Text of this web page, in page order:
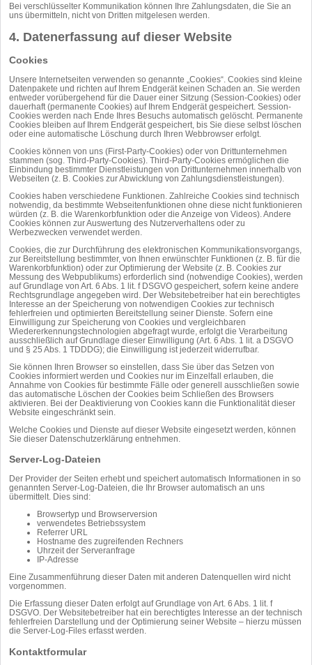
Bei verschlüsselter Kommunikation können Ihre Zahlungsdaten, die Sie an
uns übermitteln, nicht von Dritten mitgelesen werden.
4. Datenerfassung auf dieser Website
Cookies
Unsere Internetseiten verwenden so genannte „Cookies“. Cookies sind kleine
Datenpakete und richten auf Ihrem Endgerät keinen Schaden an. Sie werden
entweder vorübergehend für die Dauer einer Sitzung (Session-Cookies) oder
dauerhaft (permanente Cookies) auf Ihrem Endgerät gespeichert. Session-
Cookies werden nach Ende Ihres Besuchs automatisch gelöscht. Permanente
Cookies bleiben auf Ihrem Endgerät gespeichert, bis Sie diese selbst löschen
oder eine automatische Löschung durch Ihren Webbrowser erfolgt.
Cookies können von uns (First-Party-Cookies) oder von Drittunternehmen
stammen (sog. Third-Party-Cookies). Third-Party-Cookies ermöglichen die
Einbindung bestimmter Dienstleistungen von Drittunternehmen innerhalb von
Webseiten (z. B. Cookies zur Abwicklung von Zahlungsdienstleistungen).
Cookies haben verschiedene Funktionen. Zahlreiche Cookies sind technisch
notwendig, da bestimmte Webseitenfunktionen ohne diese nicht funktionieren
würden (z. B. die Warenkorbfunktion oder die Anzeige von Videos). Andere
Cookies können zur Auswertung des Nutzerverhaltens oder zu
Werbezwecken verwendet werden.
Cookies, die zur Durchführung des elektronischen Kommunikationsvorgangs,
zur Bereitstellung bestimmter, von Ihnen erwünschter Funktionen (z. B. für die
Warenkorbfunktion) oder zur Optimierung der Website (z. B. Cookies zur
Messung des Webpublikums) erforderlich sind (notwendige Cookies), werden
auf Grundlage von Art. 6 Abs. 1 lit. f DSGVO gespeichert, sofern keine andere
Rechtsgrundlage angegeben wird. Der Websitebetreiber hat ein berechtigtes
Interesse an der Speicherung von notwendigen Cookies zur technisch
fehlerfreien und optimierten Bereitstellung seiner Dienste. Sofern eine
Einwilligung zur Speicherung von Cookies und vergleichbaren
Wiedererkennungstechnologien abgefragt wurde, erfolgt die Verarbeitung
ausschließlich auf Grundlage dieser Einwilligung (Art. 6 Abs. 1 lit. a DSGVO
und § 25 Abs. 1 TDDDG); die Einwilligung ist jederzeit widerrufbar.
Sie können Ihren Browser so einstellen, dass Sie über das Setzen von
Cookies informiert werden und Cookies nur im Einzelfall erlauben, die
Annahme von Cookies für bestimmte Fälle oder generell ausschließen sowie
das automatische Löschen der Cookies beim Schließen des Browsers
aktivieren. Bei der Deaktivierung von Cookies kann die Funktionalität dieser
Website eingeschränkt sein.
Welche Cookies und Dienste auf dieser Website eingesetzt werden, können
Sie dieser Datenschutzerklärung entnehmen.
Server-Log-Dateien
Der Provider der Seiten erhebt und speichert automatisch Informationen in so
genannten Server-Log-Dateien, die Ihr Browser automatisch an uns
übermittelt. Dies sind:
Browsertyp und Browserversion
verwendetes Betriebssystem
Referrer URL
Hostname des zugreifenden Rechners
Uhrzeit der Serveranfrage
IP-Adresse
Eine Zusammenführung dieser Daten mit anderen Datenquellen wird nicht
vorgenommen.
Die Erfassung dieser Daten erfolgt auf Grundlage von Art. 6 Abs. 1 lit. f
DSGVO. Der Websitebetreiber hat ein berechtigtes Interesse an der technisch
fehlerfreien Darstellung und der Optimierung seiner Website – hierzu müssen
die Server-Log-Files erfasst werden.
Kontaktformular